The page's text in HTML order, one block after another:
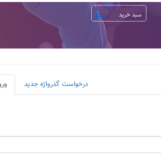
درخواست گذرواژه جدید